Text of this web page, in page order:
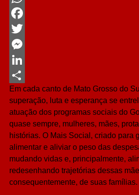
WhatsApp
Facebook
Twitter
Messenger
LinkedIn
Share
Em cada canto de Mato Grosso do
superação, luta e esperança se
atuação dos programas sociais do
quase sempre, mulheres, mães,
histórias. O Mais Social, criado para
alimentar e aliviar o peso das
mudando vidas e, principalmente,
redesenhando trajetórias dessas
consequentemente, de suas famílias.